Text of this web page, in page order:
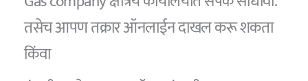
तसेच आपण तक्रार ऑनलाईन दाखल करू शकता
किंवा